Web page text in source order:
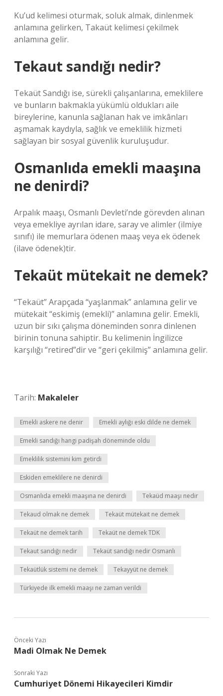
Ku’ud kelimesi oturmak, soluk almak, dinlenmek
anlamına gelirken, Takaüt kelimesi çekilmek
anlamına gelir.
Tekaut sandığı nedir?
Tekaüt Sandığı ise, sürekli çalışanlarına, emeklilere
ve bunların bakmakla yükümlü oldukları aile
bireylerine, kanunla sağlanan hak ve imkânları
aşmamak kaydıyla, sağlık ve emeklilik hizmeti
sağlayan bir sosyal güvenlik kuruluşudur.
Osmanlıda emekli maaşına
ne denirdi?
Arpalık maaşı, Osmanlı Devleti’nde görevden alınan
veya emekliye ayrılan idare, saray ve alimler (ilmiye
sınıfı) ile memurlara ödenen maaş veya ek ödenek
(ilave ödenek)tir.
Tekaüt mütekait ne demek?
“Tekaüt” Arapçada “yaşlanmak” anlamına gelir ve
mütekait “eskimiş (emekli)” anlamına gelir. Emekli,
uzun bir sıkı çalışma döneminden sonra dinlenen
birinin tonuna sahiptir. Bu kelimenin İngilizce
karşılığı “retired”dir ve “geri çekilmiş” anlamına gelir.
Tarih: Makaleler
Emekli askere ne denir Emekli aylığı eski dilde ne demek
Emekli sandığı hangi padişah döneminde oldu
Emeklilik sistemini kim getirdi
Eskiden emeklilere ne denirdi
Osmanlıda emekli maaşına ne denirdi Tekaüd maaşı nedir
Tekaud olmak ne demek Tekaüt mütekait ne demek
Tekaüt ne demek tarih Tekaüt ne demek TDK
Tekaut sandığı nedir Tekaüt sandığı nedir Osmanlı
Tekaütlük sistemi ne demek Tekayyüt ne demek
Türkiyede ilk emekli maaşı ne zaman verildi
Önceki Yazı
Madi Olmak Ne Demek
Sonraki Yazı
Cumhuriyet Dönemi Hikayecileri Kimdir